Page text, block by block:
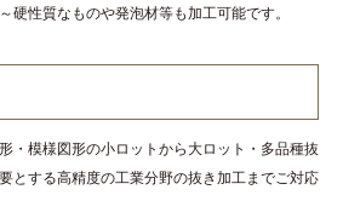
硬性質なものや発泡材等も加工可能です。
・模様図形の小ロットから大ロット・多品種抜
とする高精度の工業分野の抜き加工までご対応